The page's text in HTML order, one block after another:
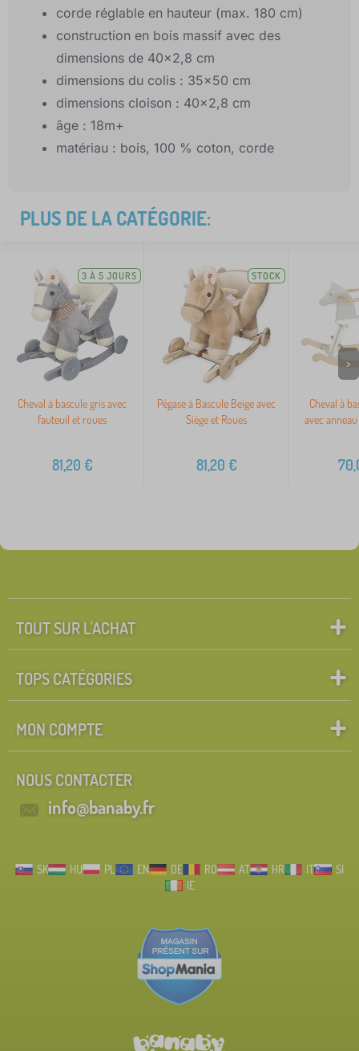
corde réglable en hauteur (max. 180 cm)
construction en bois massif avec des
dimensions de 40x2,8 cm
dimensions du colis : 35x50 cm
dimensions cloison : 40x2,8 cm
âge : 18m+
matériau : bois, 100 % coton, corde
PLUS DE LA CATÉGORIE:
3 À 5 JOURS
Cheval à bascule gris avec
fauteuil et roues
81,20 €
STOCK
Pégase à Bascule Beige avec
Siège et Roues
81,20 €
Cheval à
avec
>
TOUT SUR L'ACHAT
TOPS CATÉGORIES
MON COMPTE
NOUS CONTACTER
info@banaby.fr
SK HU PL EN DE RO AT HR IT
SI
IE